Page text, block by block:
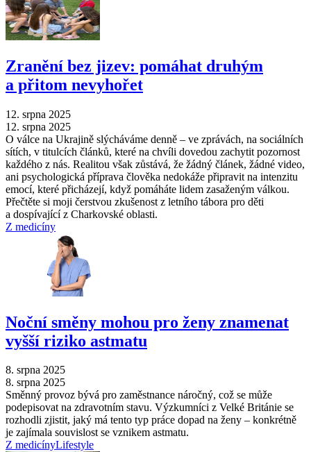
Zranění bez jizev: pomáhat druhým
a přitom nevyhořet
12. srpna 2025
12. srpna 2025
O válce na Ukrajině slýcháváme denně –⁠ ve zprávách, na sociálních
sítích, v titulcích článků, které na chvíli dovedou zachytit pozornost
každého z nás. Realitou však zůstává, že žádný článek, žádné video,
ani psychologická příprava člověka nedokáže připravit na intenzitu
emocí, které přicházejí, když pomáháte lidem zasaženým válkou.
Přečtěte si moji čerstvou zkušenost z letního tábora pro děti
a dospívající z Charkovské oblasti.
Z medicíny
Noční směny mohou pro ženy znamenat
vyšší riziko astmatu
8. srpna 2025
8. srpna 2025
Směnný provoz bývá pro zaměstnance náročný, což se může
podepisovat na zdravotním stavu. Výzkumníci z Velké Británie se
rozhodli zjistit, jaký má tento typ práce dopad na ženy –⁠ konkrétně
je zajímala souvislost se vznikem astmatu.
Z medicínyLifestyle